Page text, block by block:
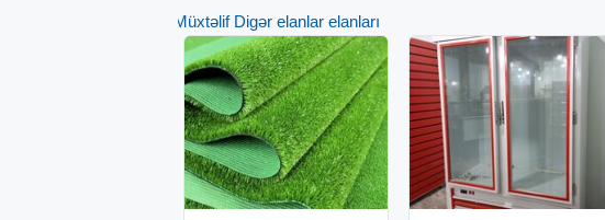
Müxtəlif Digər elanlar elanları